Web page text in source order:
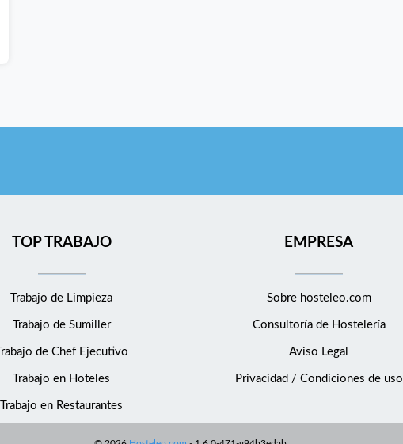
TOP TRABAJO
Trabajo de Limpieza
Trabajo de Sumiller
Trabajo de Chef Ejecutivo
Trabajo en Hoteles
Trabajo en Restaurantes
EMPRESA
Sobre hosteleo.com
Consultoría de Hostelería
Aviso Legal
Privacidad / Condiciones de uso